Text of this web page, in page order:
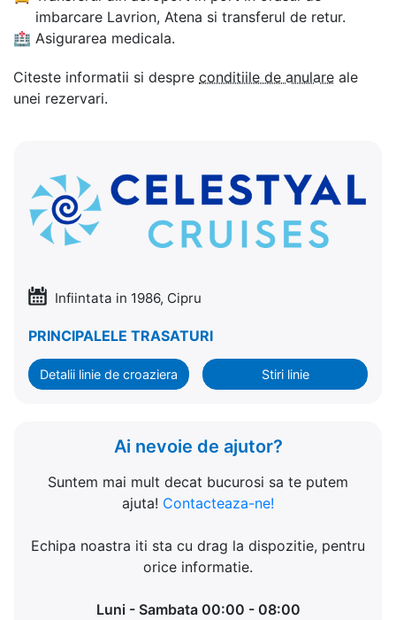
imbarcare Lavrion, Atena si transferul de retur.
🏥 Asigurarea medicala.
Citeste informatii si despre conditiile de anulare ale
unei rezervari.
Infiintata in 1986, Cipru
PRINCIPALELE TRASATURI
Detalii linie de croaziera Stiri linie
Ai nevoie de ajutor?
Suntem mai mult decat bucurosi sa te putem
ajuta! Contacteaza-ne!
Echipa noastra iti sta cu drag la dispozitie, pentru
orice informatie.
Luni - Sambata 00:00 - 08:00